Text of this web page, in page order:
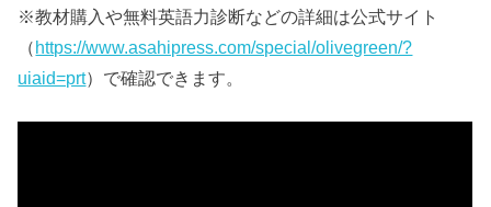
※教材購入や無料英語力診断などの詳細は公式サイト
（https://www.asahipress.com/special/olivegreen/?
uiaid=prt）で確認できます。